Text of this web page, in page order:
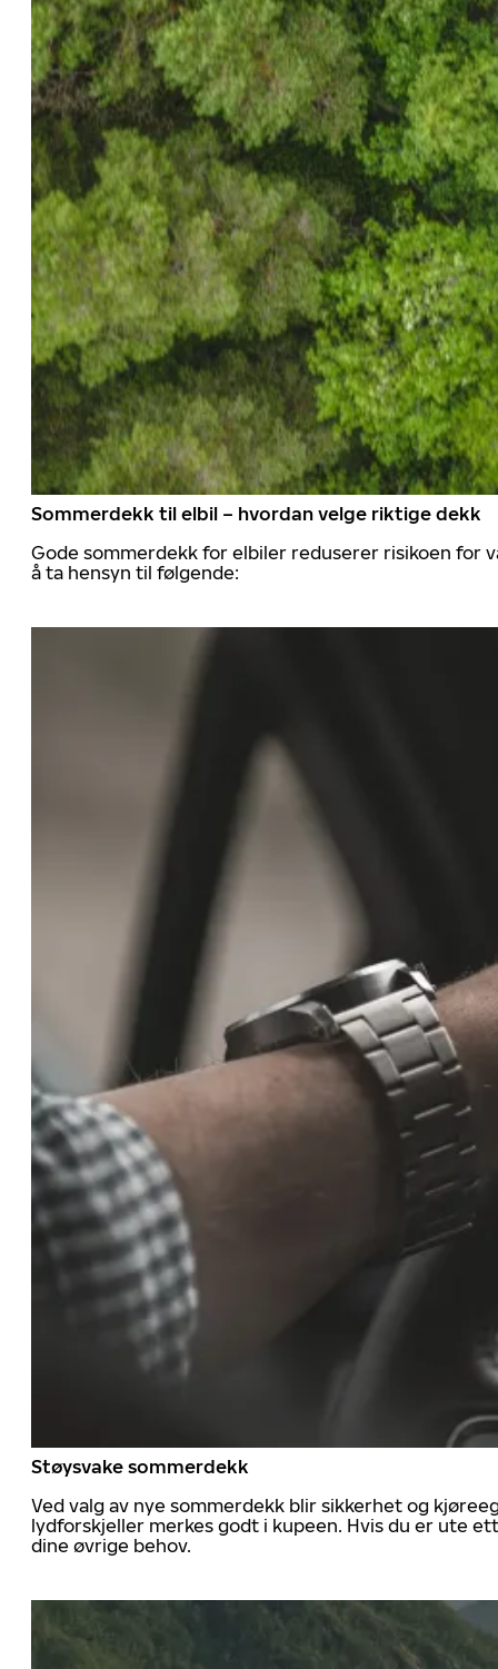
Sommerdekk til elbil – hvordan velge riktige dekk
Gode sommerdekk for elbiler reduserer risikoen for
å ta hensyn til følgende:
Støysvake sommerdekk
Ved valg av nye sommerdekk blir sikkerhet og
lydforskjeller merkes godt i kupeen. Hvis du er ute
dine øvrige behov.